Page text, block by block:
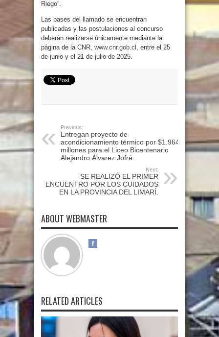
Riego”.
Las bases del llamado se encuentran
publicadas y las postulaciones al concurso
deberán realizarse únicamente mediante la
página de la CNR, www.cnr.gob.cl , entre el 25
de junio y el 21 de julio de 2025.
Previous:
Entregan proyecto de
acondicionamiento térmico por $1.964
millones para el Liceo Bicentenario
Alejandro Álvarez Jofré.
Next:
SE REALIZÓ EL PRIMER
ENCUENTRO POR LOS CUIDADOS
EN LA PROVINCIA DEL LIMARÍ.
ABOUT WEBMASTER
RELATED ARTICLES